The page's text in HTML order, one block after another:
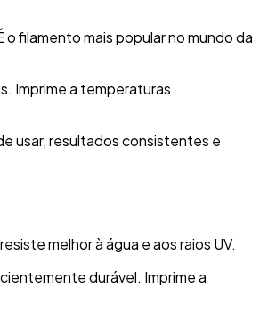
filamento mais popular no mundo da
Imprime a temperaturas
usar, resultados consistentes e
melhor à água e aos raios UV.
durável. Imprime a